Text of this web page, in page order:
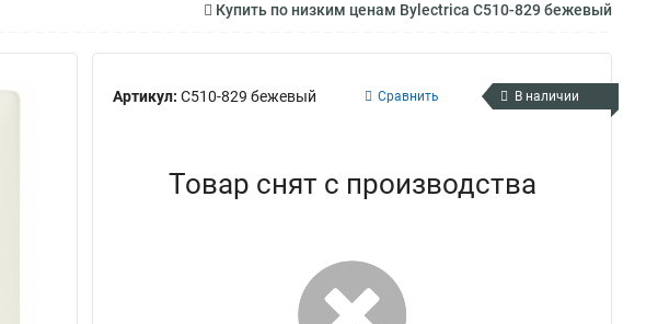
Купить по низким ценам Bylectrica С510-829 бежевый
Артикул: С510-829 бежевый Сравнить В наличии
Товар снят с производства